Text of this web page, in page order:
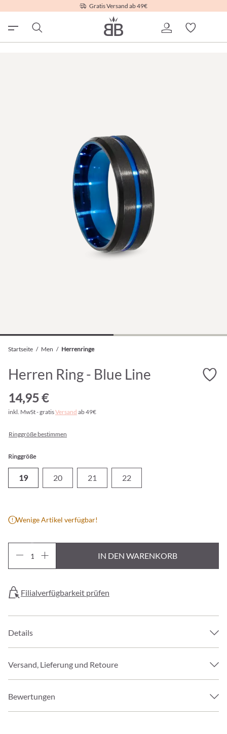
Gratis Versand ab 49€
Startseite / Men / Herrenringe
Herren Ring - Blue Line
14,95 €
inkl. MwSt - gratisVersand ab 49€
Ringgröße bestimmen
Ringgröße
19 20 21 22
Wenige Artikel verfügbar!
IN DEN WARENKORB
Filialverfügbarkeit prüfen
Details
Versand, Lieferung und Retoure
Bewertungen